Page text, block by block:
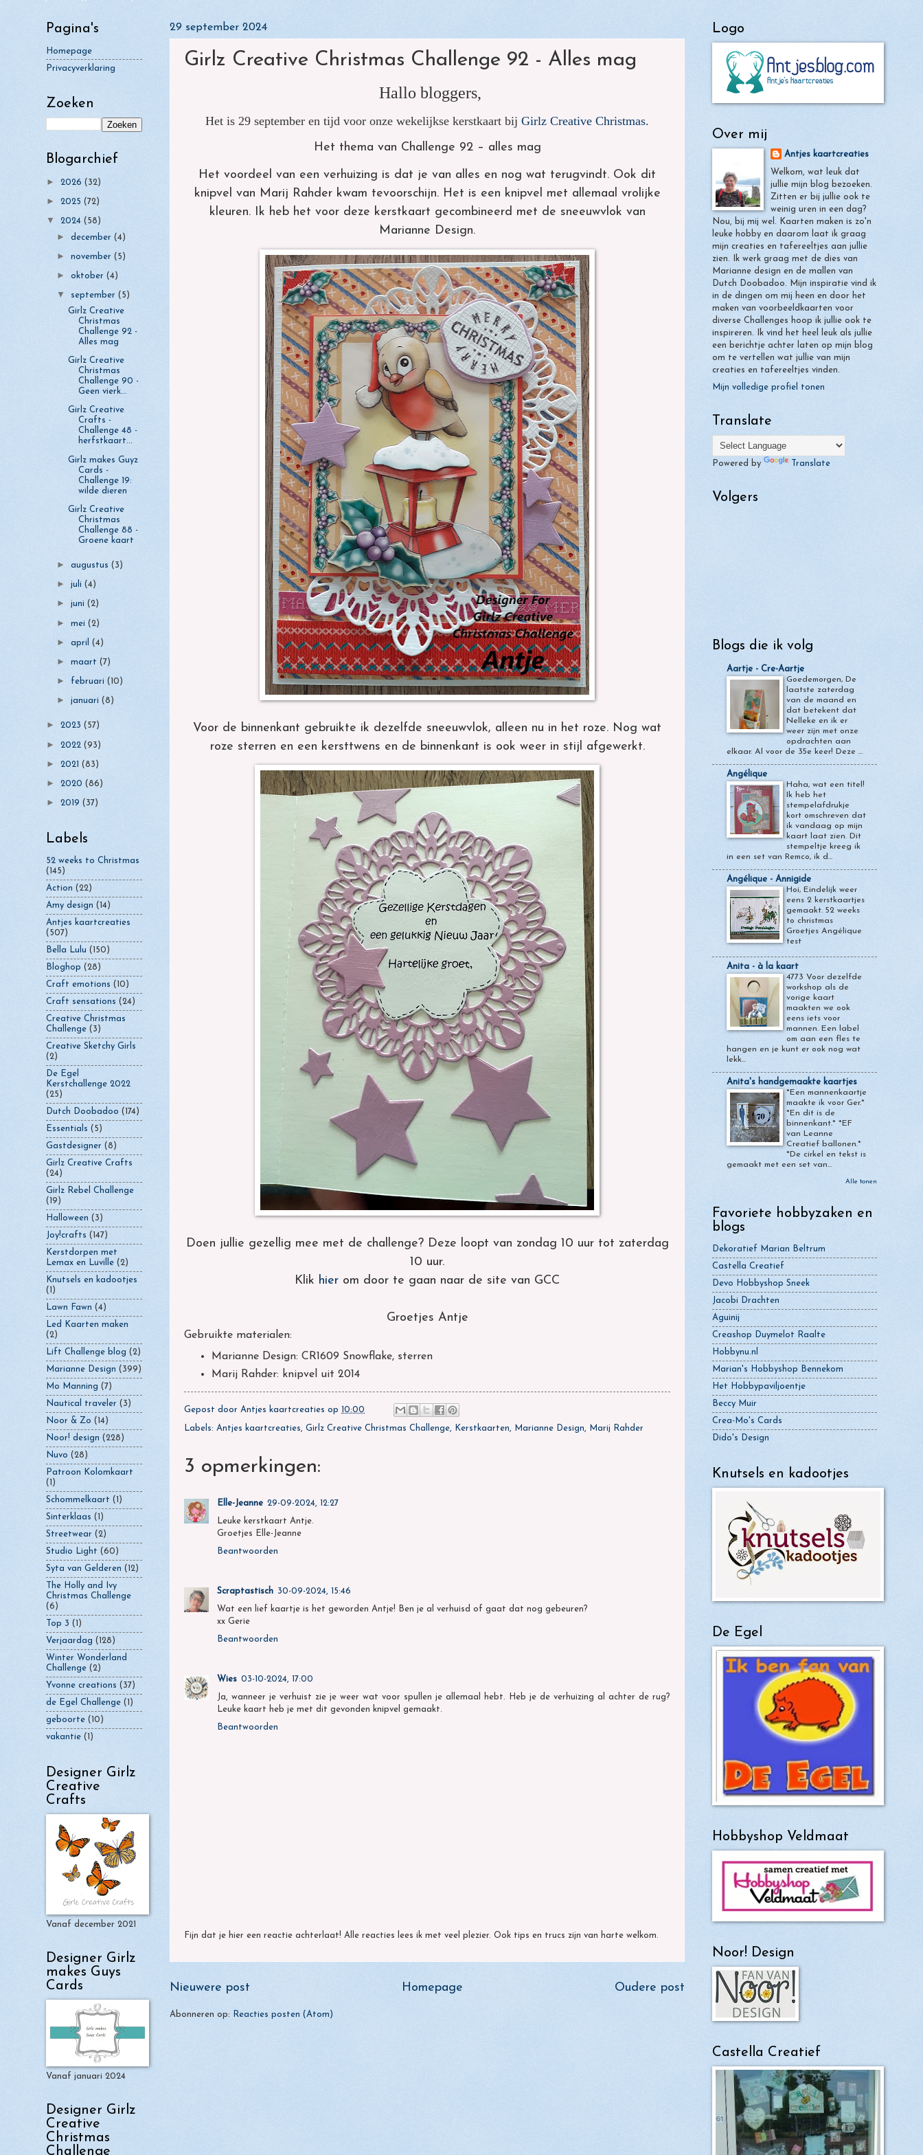
Girlz Creative Crafts - Challenge 48 -
herfstkaart...
dieren
Girlz Creative Christmas Challenge 88 - Groene
►
► mei
►
► februari
► januari
29 september 2024
Girlz Creative Christmas Challenge 92 - Alles mag
Hallo bloggers,
Het is 29 september en tijd voor onze wekelijkse kerstkaart bij Girlz Creative Christmas.
Het thema van Challenge 92 – alles mag
Het voordeel van een verhuizing is dat je van alles en nog wat terugvindt. Ook dit
knipvel van Marij Rahder kwam tevoorschijn. Het is een knipvel met allemaal vrolijke
kleuren. Ik heb het voor deze kerstkaart gecombineerd met de sneeuwvlok van
Marianne Design.
Voor de binnenkant gebruikte ik dezelfde sneeuwvlok, alleen nu in het roze. Nog wat
roze sterren en een kersttwens en de binnenkant is ook weer in stijl afgewerkt.
Doen jullie gezellig mee met de challenge? Deze loopt van zondag 10 uur tot zaterdag
10 uur.
Klik hier om door te gaan naar de site van GCC
Groetjes Antje
Gebruikte materialen:
Marianne Design: CR1609 Snowflake, sterren
Marij Rahder: knipvel uit 2014
Gepost door Antjes kaartcreaties op 10:00
Labels: Antjes kaartcreaties, Girlz Creative Christmas Challenge, Kerstkaarten, Marianne Design, Marij Rahder
3 opmerkingen:
Elle-Jeanne 29-09-2024, 12:27
Leuke kerstkaart Antje.
Groetjes Elle-Jeanne
Beantwoorden
Scraptastisch 30-09-2024, 15:46
Wat een lief kaartje is het geworden Antje! Ben je al verhuisd of gaat dat nog gebeuren?
xx Gerie
Beantwoorden
Wies 03-10-2024, 17:00
Ja, wanneer je verhuist zie je weer wat voor spullen je allemaal hebt. Heb je de verhuizing al achter de rug?
Leuke kaart heb je met dit gevonden knipvel gemaakt.
Beantwoorden
Fijn dat je hier een reactie achterlaat! Alle reacties lees ik met veel plezier. Ook tips en trucs zijn van harte welkom.
Nieuwere post Oudere post
Homepage
Abonneren op: Reacties posten (Atom)
Pagina's
Homepage
Privacyverklaring
Zoeken
Blogarchief
► 2026 (32)
► 2025 (72)
▼ 2024 (58)
►december(4)
►november(5)
►oktober(4)
▼ september(5)
Girlz Creative
Christmas
Challenge 92 -
Alles mag
Girlz Creative
Christmas
Challenge 90 -
Geen vierk...
Girlz Creative
Crafts -
Challenge 48 -
herfstkaart...
Girlz makes Guyz
Cards -
Challenge 19:
wilde dieren
Girlz Creative
Christmas
Challenge 88 -
Groene kaart
►augustus(3)
►juli(4)
►juni(2)
►mei(2)
►april(4)
►maart(7)
► februari(10)
►januari(8)
► 2023 (57)
► 2022 (93)
► 2021 (83)
► 2020 (86)
► 2019 (37)
Labels
52 weeks to Christmas
(145)
Action (22)
Amy design (14)
Antjes kaartcreaties
(507)
Bella Lulu (150)
Bloghop (28)
Craft emotions (10)
Craft sensations (24)
Creative Christmas
Challenge (3)
Creative Sketchy Girls
(2)
De Egel
Kerstchallenge 2022
(25)
Dutch Doobadoo (174)
Essentials (5)
Gastdesigner (8)
Girlz Creative Crafts
(24)
Girlz Rebel Challenge
(19)
Halloween (3)
Joy!crafts (147)
Kerstdorpen met
Lemax en Luville (2)
Knutsels en kadootjes
(1)
Lawn Fawn (4)
Led Kaarten maken
(2)
Lift Challenge blog (2)
Marianne Design (399)
Mo Manning (7)
Nautical traveler (3)
Noor & Zo (14)
Noor! design (228)
Nuvo (28)
Patroon Kolomkaart
(1)
Schommelkaart (1)
Sinterklaas (1)
Streetwear (2)
Studio Light (60)
Syta van Gelderen (12)
The Holly and Ivy
Christmas Challenge
(6)
Top 3 (1)
Verjaardag (128)
Winter Wonderland
Challenge (2)
Yvonne creations (37)
de Egel Challenge (1)
geboorte (10)
vakantie (1)
Designer Girlz
Creative
Crafts
Vanaf december 2021
Designer Girlz
makes Guys
Cards
Vanaf januari 2024
Designer Girlz
Creative
Christmas
Challenge
Logo
Over mij
Antjes kaartcreaties
Welkom, wat leuk dat
jullie mijn blog bezoeken.
Zitten er bij jullie ook te
weinig uren in een dag?
Nou, bij mij wel. Kaarten maken is zo'n
leuke hobby en daarom laat ik graag
mijn creaties en tafereeltjes aan jullie
zien. Ik werk graag met de dies van
Marianne design en de mallen van
Dutch Doobadoo. Mijn inspiratie vind ik
in de dingen om mij heen en door het
maken van voorbeeldkaarten voor
diverse Challenges hoop ik jullie ook te
inspireren. Ik vind het heel leuk als jullie
een berichtje achter laten op mijn blog
om te vertellen wat jullie van mijn
creaties en tafereeltjes vinden.
Mijn volledige profiel tonen
Translate
Powered by Translate
Volgers
Blogs die ik volg
Aartje - Cre-Aartje
Goedemorgen, De
laatste zaterdag
van de maand en
dat betekent dat
Nelleke en ik er
weer zijn met onze
opdrachten aan
elkaar. Al voor de 35e keer! Deze ...
Angélique
Haha, wat een titel!
Ik heb het
stempelafdrukje
kort omschreven dat
ik vandaag op mijn
kaart laat zien. Dit
stempeltje kreeg ik
in een set van Remco, ik d...
Angélique - Annigide
Hoi, Eindelijk weer
eens 2 kerstkaartjes
gemaakt. 52 weeks
to christmas
Groetjes Angélique
test
Anita - à la kaart
4773 Voor dezelfde
workshop als de
vorige kaart
maakten we ook
eens iets voor
mannen. Een label
om aan een fles te
hangen en je kunt er ook nog wat
lekk...
Anita's handgemaakte kaartjes
*Een mannenkaartje
maakte ik voor Ger.*
*En dit is de
binnenkant.* *EF
van Leanne
Creatief ballonen.*
*De cirkel en tekst is
gemaakt met een set van...
Alle tonen
Favoriete hobbyzaken en
blogs
Dekoratief Marian Beltrum
Castella Creatief
Devo Hobbyshop Sneek
Jacobi Drachten
Aguinij
Creashop Duymelot Raalte
Hobbynu.nl
Marian's Hobbyshop Bennekom
Het Hobbypaviljoentje
Beccy Muir
Crea-Mo's Cards
Dido's Design
Knutsels en kadootjes
De Egel
Hobbyshop Veldmaat
Noor! Design
Castella Creatief